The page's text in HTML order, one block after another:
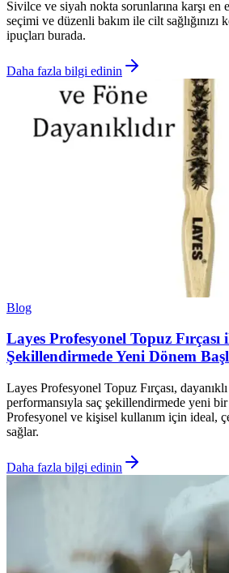
Sivilce ve siyah nokta sorunlarına karşı
seçimi ve düzenli bakım ile cilt
ipuçları burada.
Daha fazla bilgi edinin
Blog
Layes Profesyonel Topuz Fırçası
Şekillendirmede Yeni Dönem
Layes Profesyonel Topuz Fırçası,
performansıyla saç şekillendirmede yeni
Profesyonel ve kişisel kullanım için ideal,
sağlar.
Daha fazla bilgi edinin